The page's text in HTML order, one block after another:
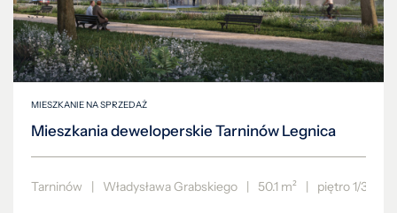
MIESZKANIE NA SPRZEDAŻ
Mieszkania deweloperskie Tarninów Legnica
Tarninów | Władysława Grabskiego | 50.1 m² | piętro 1/3